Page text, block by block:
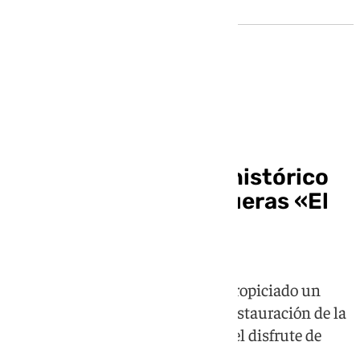
La Línea recupera el histórico
mural de Nacho Falgueras «El
La eliminación de la aduana ha propiciado un
nuevo traslado que permitirá la restauración de la
obra y una nueva ubicación para el disfrute de